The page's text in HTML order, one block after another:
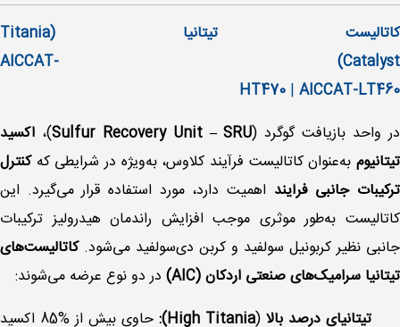
کاتالیست تیتانیا (Titania
Catalyst) AICCAT-
HT470 | AICCAT-LT460
در واحد بازیافت گوگرد (Sulfur Recovery Unit – SRU)، اکسید
تیتانیوم به‌عنوان کاتالیست فرآیند کلاوس، به‌ویژه در شرایطی کهکنترل
ترکیبات جانبی فرآیند اهمیت دارد، مورد استفاده قرار می‌گیرد. این
کاتالیست به‌طور موثری موجب افزایش راندمان هیدرولیز ترکیبات
جانبی نظیر کربونیل سولفید و کربن دی‌سولفید می‌شود.کاتالیست‌های
تیتانیا سرامیک‌های صنعتی اردکان (AIC)
در دو نوع عرضه می‌شوند:
تیتانیای درصد بالا (
High Titania): حاوی بیش از %85 اکسید